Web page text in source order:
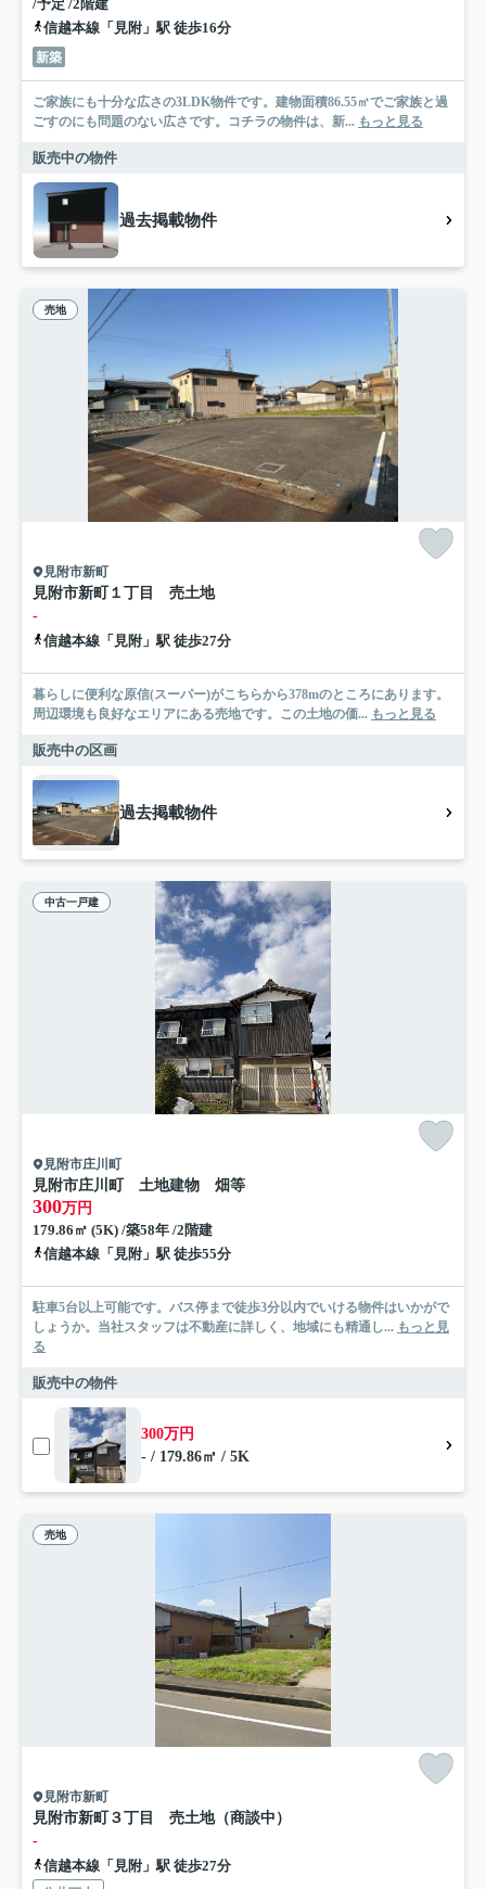
/予定 /2階建
信越本線「見附」駅 徒歩16分
新築
ご家族にも十分な広さの3LDK物件です。建物面積86.55㎡でご家族と過
ごすのにも問題のない広さです。コチラの物件は、新... もっと見る
販売中の物件
過去掲載物件
売地
見附市新町
見附市新町１丁目 売土地
-
信越本線「見附」駅 徒歩27分
暮らしに便利な原信(スーパー)がこちらから378mのところにあります。
周辺環境も良好なエリアにある売地です。この土地の価... もっと見る
販売中の区画
過去掲載物件
中古一戸建
見附市庄川町
見附市庄川町 土地建物 畑等
300万円
179.86㎡ (5K) /築58年 /2階建
信越本線「見附」駅 徒歩55分
駐車5台以上可能です。バス停まで徒歩3分以内でいける物件はいかがで
しょうか。当社スタッフは不動産に詳しく、地域にも精通し... もっと見
る
販売中の物件
300万円
- / 179.86㎡ / 5K
売地
見附市新町
見附市新町３丁目 売土地（商談中）
-
信越本線「見附」駅 徒歩27分